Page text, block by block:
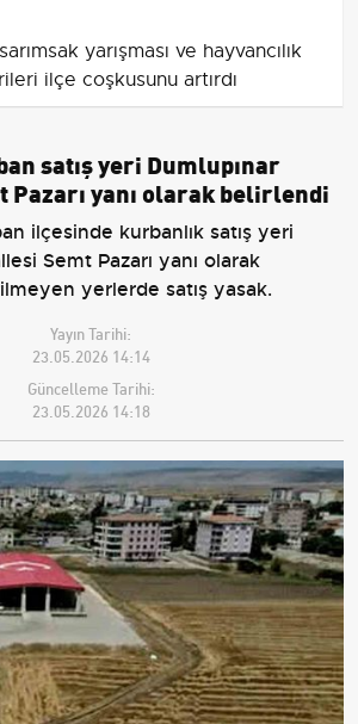
yarışması ve hayvancılık
ilçe coşkusunu artırdı
satış yeri Dumlupınar
Pazarı yanı olarak belirlendi
ilçesinde kurbanlık satış yeri
Semt Pazarı yanı olarak
yerlerde satış yasak.
Yayın Tarihi:
23.05.2026 14:14
Güncelleme Tarihi:
23.05.2026 14:18